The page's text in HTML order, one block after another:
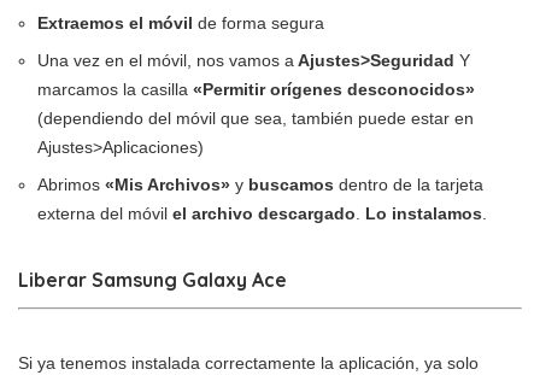
Extraemos el móvil de forma segura
Una vez en el móvil, nos vamos aAjustes>Seguridad Y
marcamos la casilla «Permitir orígenes desconocidos»
(dependiendo del móvil que sea, también puede estar en
Ajustes>Aplicaciones)
Abrimos «Mis Archivos» y buscamos dentro de la tarjeta
externa del móvil el archivo descargado. Lo instalamos.
Liberar Samsung Galaxy Ace
Si ya tenemos instalada correctamente la aplicación, ya solo